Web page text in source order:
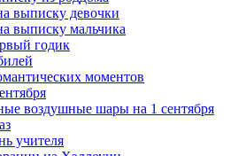
выписку девочки
выписку мальчика
годик
моментов
воздушные шары на 1 сентября
учителя